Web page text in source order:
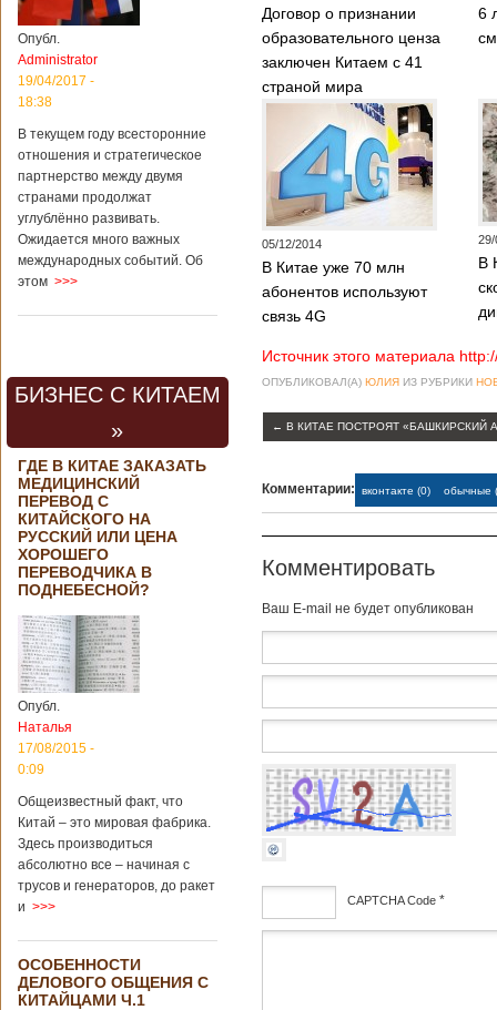
Опубл.
Administrator
19/04/2017 -
18:38
В текущем году всесторонние
отношения и стратегическое
партнерство между двумя
странами продолжат
углублённо развивать.
Ожидается много важных
международных событий. Об
этом >>>
БИЗНЕС С КИТАЕМ
»
ГДЕ В КИТАЕ ЗАКАЗАТЬ
МЕДИЦИНСКИЙ
ПЕРЕВОД С
КИТАЙСКОГО НА
РУССКИЙ ИЛИ ЦЕНА
ХОРОШЕГО
ПЕРЕВОДЧИКА В
ПОДНЕБЕСНОЙ?
Опубл.
Наталья
17/08/2015 -
0:09
Общеизвестный факт, что
Китай – это мировая фабрика.
Здесь производиться
абсолютно все – начиная с
трусов и генераторов, до ракет
и >>>
ОСОБЕННОСТИ
ДЕЛОВОГО ОБЩЕНИЯ С
КИТАЙЦАМИ Ч.1
Договор о признании
образовательного ценза
заключен Китаем с 41
страной мира
6
05/12/2014
В Китае уже 70 млн
абонентов используют
связь 4G
29/
В
Источник этого материала
ОПУБЛИКОВАЛ(А) ЮЛИЯ ИЗ РУБРИКИ
← В КИТАЕ ПОСТРОЯТ «БАШКИРСКИЙ
Комментарии: вконтакте (0) обычные
Комментировать
Baш E-mail не будет опубликован
CAPTCHA Code *